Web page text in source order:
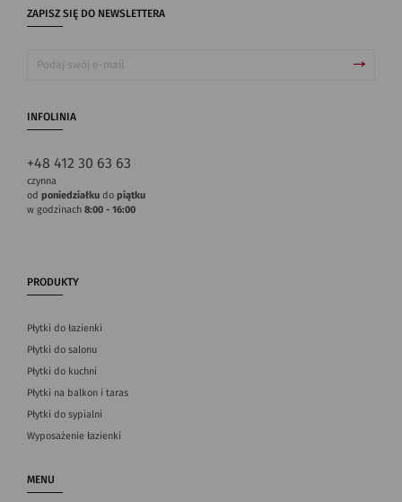
ZAPISZ SIĘ DO NEWSLETTERA
INFOLINIA
+48 412 30 63 63
czynna
od poniedziałku do piątku
w godzinach 8:00 - 16:00
PRODUKTY
Płytki do łazienki
Płytki do salonu
Płytki do kuchni
Płytki na balkon i taras
Płytki do sypialni
Wyposażenie łazienki
MENU